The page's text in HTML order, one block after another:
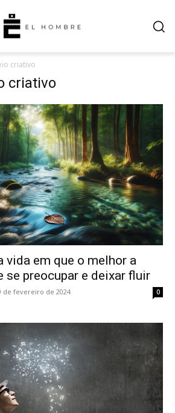
criativo
criativo
vida em que o melhor a
se preocupar e deixar fluir
de fevereiro de 2024 0